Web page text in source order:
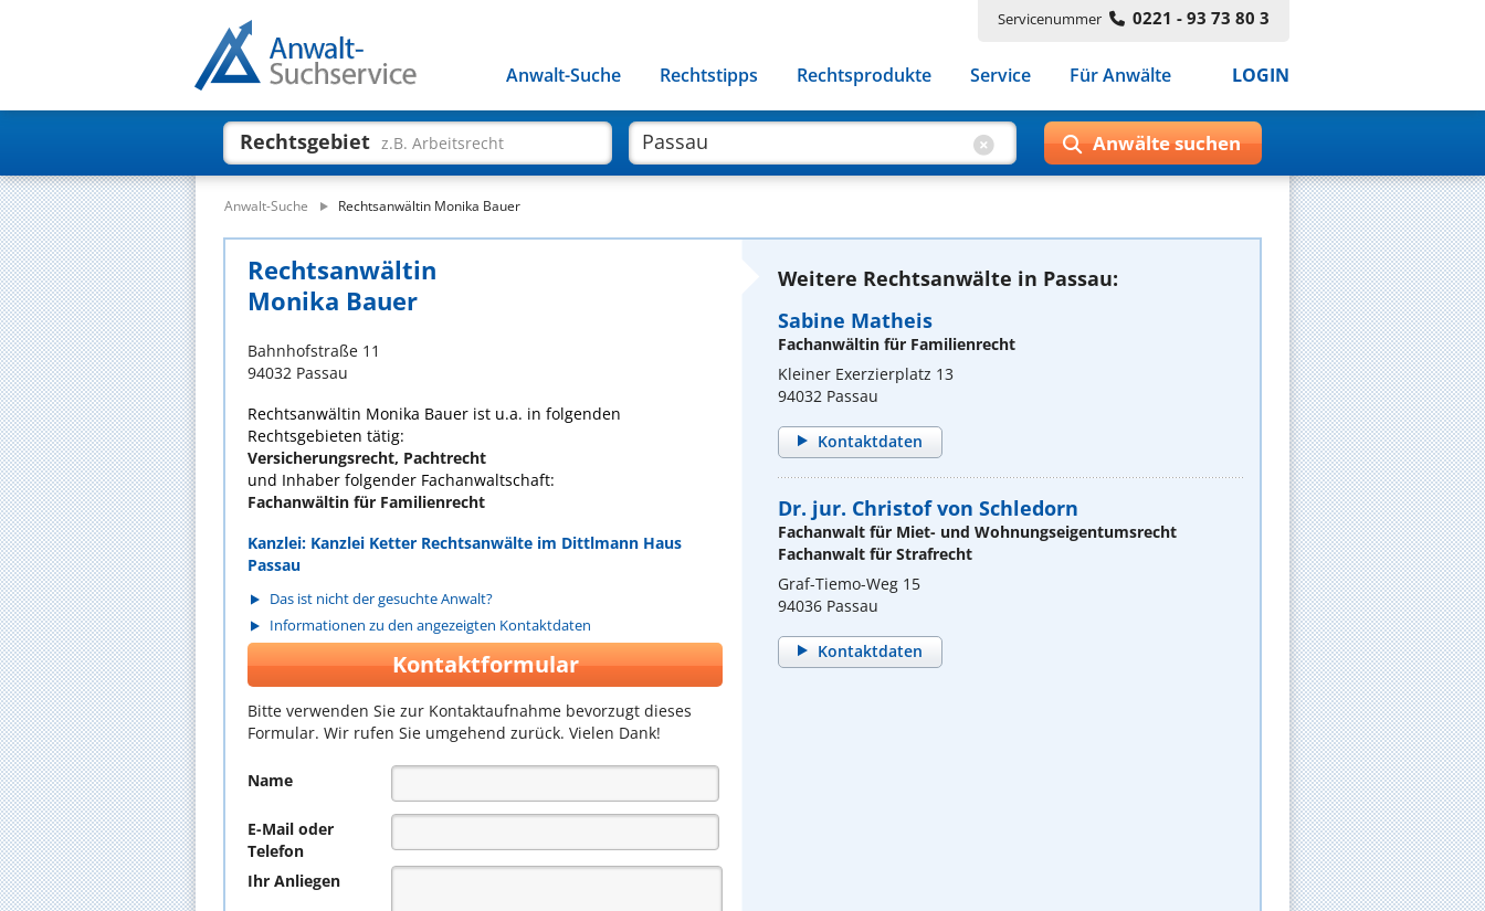
Servicenummer 0221 - 93 73 80 3
Anwalt-Suche Rechtstipps Rechtsprodukte Service Für Anwälte LOGIN
Rechtsgebiet z.B. Arbeitsrecht
Anwalt-Suche Rechtsanwältin Monika Bauer
Rechtsanwältin
Monika Bauer
Bahnhofstraße 11
94032 Passau
Rechtsanwältin Monika Bauer ist u.a. in folgenden
Rechtsgebieten tätig:
Versicherungsrecht, Pachtrecht
und Inhaber folgender Fachanwaltschaft:
Fachanwältin für Familienrecht
Kanzlei: Kanzlei Ketter Rechtsanwälte im Dittlmann Haus
Passau
Das ist nicht der gesuchte Anwalt?
Informationen zu den angezeigten Kontaktdaten
Kontaktformular
Bitte verwenden Sie zur Kontaktaufnahme bevorzugt dieses
Formular. Wir rufen Sie umgehend zurück. Vielen Dank!
Name
E-Mail oder
Telefon
Ihr Anliegen
Weitere Rechtsanwälte in Passau:
Sabine Matheis
Fachanwältin für Familienrecht
Kleiner Exerzierplatz 13
94032 Passau
Kontaktdaten
Dr. jur. Christof von Schledorn
Fachanwalt für Miet- und Wohnungseigentumsrecht
Fachanwalt für Strafrecht
Graf-Tiemo-Weg 15
94036 Passau
Kontaktdaten